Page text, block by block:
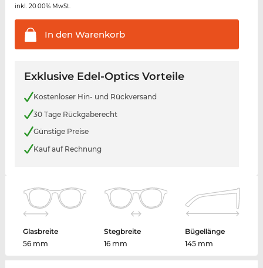
inkl. 20.00% MwSt.
In den Warenkorb
Exklusive Edel-Optics Vorteile
Kostenloser Hin- und Rückversand
30 Tage Rückgaberecht
Günstige Preise
Kauf auf Rechnung
Glasbreite
56 mm
Stegbreite
16 mm
Bügellänge
145 mm